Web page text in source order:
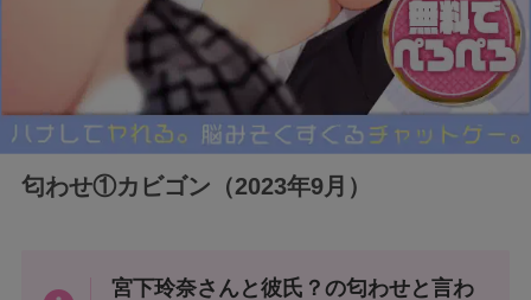
匂わせ①カビゴン（2023年9月）
宮下玲奈さんと彼氏？の匂わせと言わ